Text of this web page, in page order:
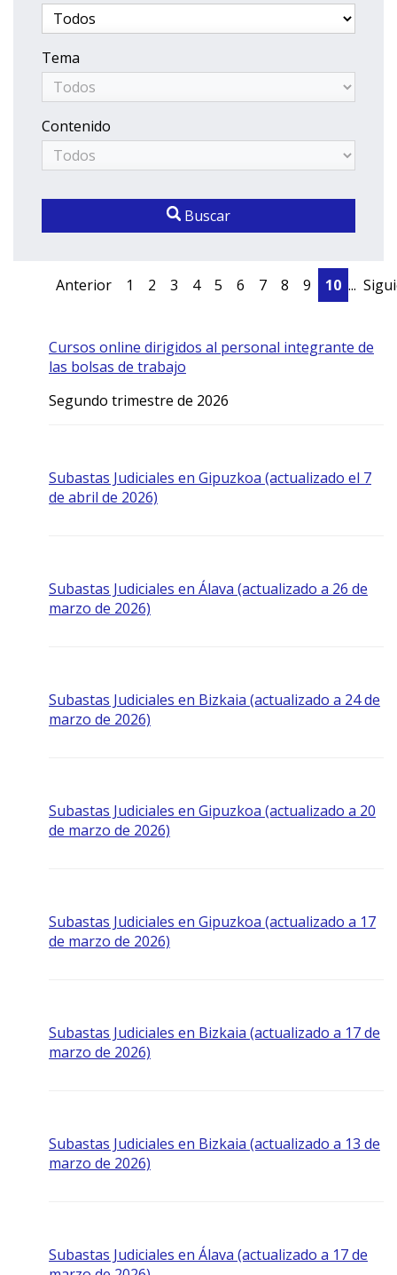
Tema
Contenido
Buscar
Anterior 1 2 3 4 5 6 7 8 9 10 ...
Cursos online dirigidos al personal integrante de
las bolsas de trabajo
Segundo trimestre de 2026
Subastas Judiciales en Gipuzkoa (actualizado el 7
de abril de 2026)
Subastas Judiciales en Álava (actualizado a 26 de
marzo de 2026)
Subastas Judiciales en Bizkaia (actualizado a 24 de
marzo de 2026)
Subastas Judiciales en Gipuzkoa (actualizado a 20
de marzo de 2026)
Subastas Judiciales en Gipuzkoa (actualizado a 17
de marzo de 2026)
Subastas Judiciales en Bizkaia (actualizado a 17 de
marzo de 2026)
Subastas Judiciales en Bizkaia (actualizado a 13 de
marzo de 2026)
Subastas Judiciales en Álava (actualizado a 17 de